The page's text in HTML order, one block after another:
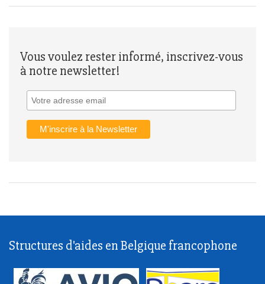
Vous voulez rester informé, inscrivez-vous
à notre newsletter!
Structures d'aides en Belgique francophone